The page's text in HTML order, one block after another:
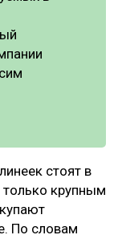
стоят в
крупным
По словам